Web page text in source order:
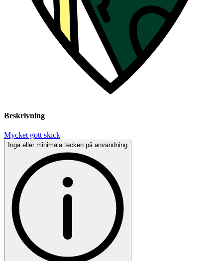
Beskrivning
Mycket gott skick
Inga eller minimala tecken på användning